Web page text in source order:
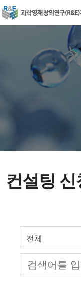
컨설팅 신